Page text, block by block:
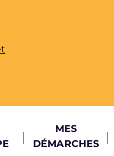
MES
DÉMARCHES